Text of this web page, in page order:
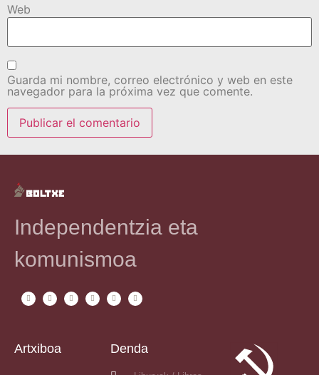
Web
Guarda mi nombre, correo electrónico y web en este
navegador para la próxima vez que comente.
Independentzia eta
komunismoa
Artxiboa Denda